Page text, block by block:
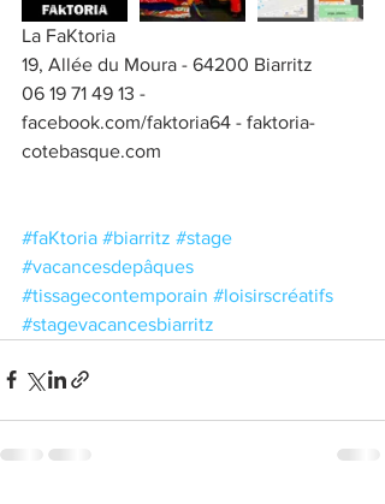
La FaKtoria
19, Allée du Moura - 64200 Biarritz
06 19 71 49 13 -
facebook.com/faktoria64 - faktoria-
cotebasque.com
#faKtoria #biarritz #stage
#vacancesdepâques
#tissagecontemporain #loisirscréatifs
#stagevacancesbiarritz